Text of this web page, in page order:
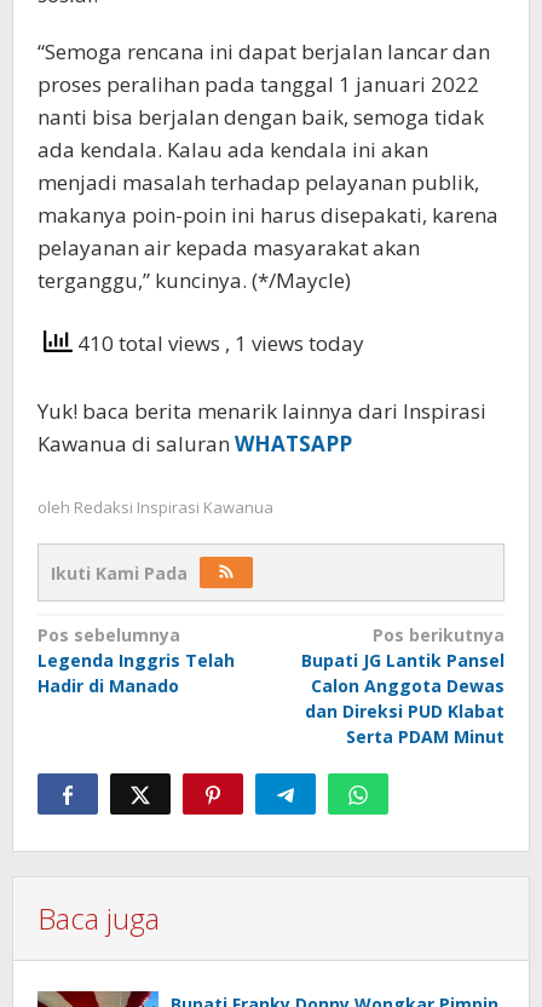
“Semoga rencana ini dapat berjalan lancar dan
proses peralihan pada tanggal 1 januari 2022
nanti bisa berjalan dengan baik, semoga tidak
ada kendala. Kalau ada kendala ini akan
menjadi masalah terhadap pelayanan publik,
makanya poin-poin ini harus disepakati, karena
pelayanan air kepada masyarakat akan
terganggu,” kuncinya. (*/Maycle)
410 total views , 1 views today
Yuk! baca berita menarik lainnya dari Inspirasi
Kawanua di saluran WHATSAPP
oleh Redaksi Inspirasi Kawanua
Ikuti Kami Pada
Navigasi
pos
Pos sebelumnya
Legenda Inggris Telah
Hadir di Manado
Pos berikutnya
Bupati JG Lantik Pansel
Calon Anggota Dewas
dan Direksi PUD Klabat
Serta PDAM Minut
Baca juga